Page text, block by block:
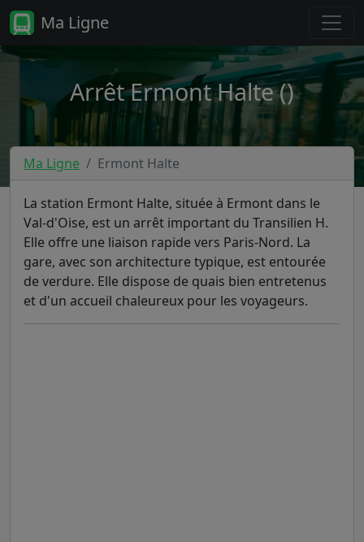
Ma Ligne
Arrêt Ermont Halte ()
Ma Ligne Ermont Halte
La station Ermont Halte, située à Ermont dans le
Val-d'Oise, est un arrêt important du Transilien H.
Elle offre une liaison rapide vers Paris-Nord. La
gare, avec son architecture typique, est entourée
de verdure. Elle dispose de quais bien entretenus
et d'un accueil chaleureux pour les voyageurs.